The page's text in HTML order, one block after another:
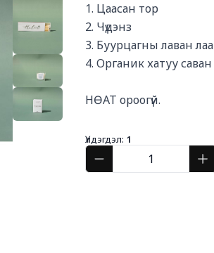
1. Цаасан тор
2. Чүдэнз
3. Буурцагны лаван лаа
4. Органик хатуу саван
НӨАТ ороогүй.
Үлдэгдэл: 1